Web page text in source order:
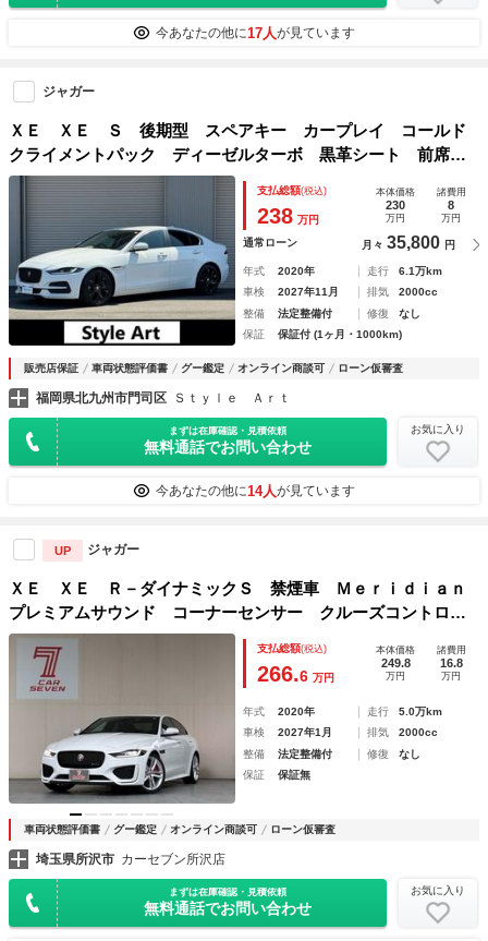
今あなたの他に17人が見ています
ジャガー
ＸＥ ＸＥ Ｓ 後期型 スペアキー カープレイ コールド
クライメントパック ディーゼルターボ 黒革シート 前席パ
ワーシート ＥＴＣ シートヒーター パワーシート バック
カメラ ＬＥＤヘッドライト
支払総額(税込)
238 万円
本体価格
230
万円
諸費用
8
万円
通常ローン 月々 35,800 円
年式 2020年 走行
6.1万km
車検
2027年11月 排気
2000cc
整備
法定整備付 修復
なし
保証
保証付 (1ヶ月・1000km)
販売店保証 車両状態評価書 グー鑑定 オンライン商談可 ローン仮審査
福岡県北九州市門司区 Ｓｔｙｌｅ Ａｒｔ
まずは在庫確認・見積依頼
無料通話でお問い合わせ
お気に入り
今あなたの他に14人が見ています
UP ジャガー
ＸＥ ＸＥ Ｒ－ダイナミックＳ 禁煙車 Ｍｅｒｉｄｉａｎ
プレミアムサウンド コーナーセンサー クルーズコントロー
ル レーンキープアシスト 電動パーキング リアスポイラ
ー レッドキャリパー オートライト パドルシフト
支払総額(税込)
266.6 万円
本体価格
249.8
万円
諸費用
16.8
万円
年式 2020年 走行
5.0万km
車検
2027年1月 排気
2000cc
整備
法定整備付 修復
なし
保証
保証無
車両状態評価書 グー鑑定 オンライン商談可 ローン仮審査
埼玉県所沢市 カーセブン所沢店
まずは在庫確認・見積依頼
無料通話でお問い合わせ
お気に入り